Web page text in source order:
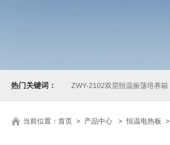
热门关键词： ZWY-2102双层恒温振荡培养箱
当前位置： 首页 > 产品中心 >恒温电热板 >